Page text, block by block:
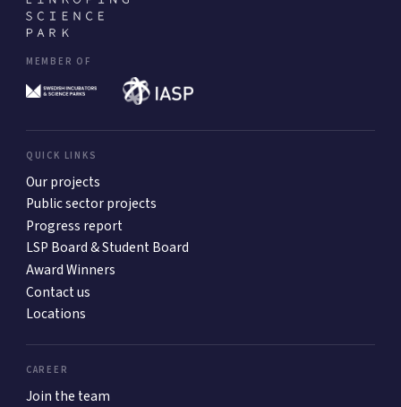
MEMBER OF
QUICK LINKS
Our projects
Public sector projects
Progress report
LSP Board & Student Board
Award Winners
Contact us
Locations
CAREER
Join the team